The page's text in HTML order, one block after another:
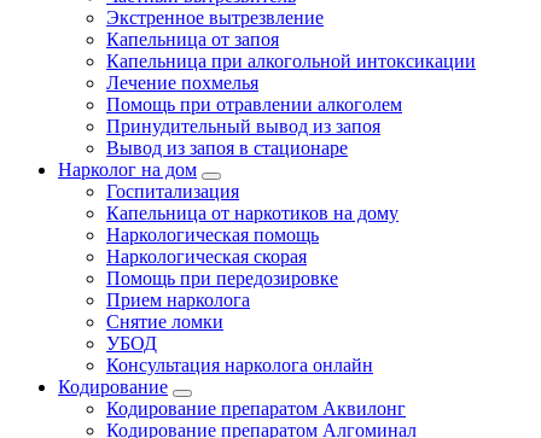
Экстренное вытрезвление
Капельница от запоя
Капельница при алкогольной интоксикации
Лечение похмелья
Помощь при отравлении алкоголем
Принудительный вывод из запоя
Вывод из запоя в стационаре
Нарколог на дом
Госпитализация
Капельница от наркотиков на дому
Наркологическая помощь
Наркологическая скорая
Помощь при передозировке
Прием нарколога
Снятие ломки
УБОД
Консультация нарколога онлайн
Кодирование
Кодирование препаратом Аквилонг
Кодирование препаратом Алгоминал